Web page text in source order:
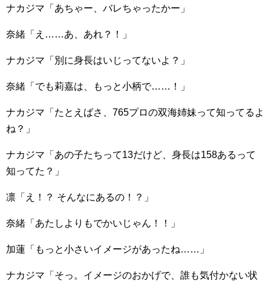
ナカジマ「あちゃー、バレちゃったかー」
奈緒「え……あ、あれ？！」
ナカジマ「別に身長はいじってないよ？」
奈緒「でも莉嘉は、もっと小柄で……！」
ナカジマ「たとえばさ、765プロの双海姉妹って知ってるよ
ね？」
ナカジマ「あの子たちって13だけど、身長は158あるって
知ってた？」
凛「え！？ そんなにあるの！？」
奈緒「あたしよりもでかいじゃん！！」
加蓮「もっと小さいイメージがあったね……」
ナカジマ「そっ。イメージのおかげで、誰も気付かない状